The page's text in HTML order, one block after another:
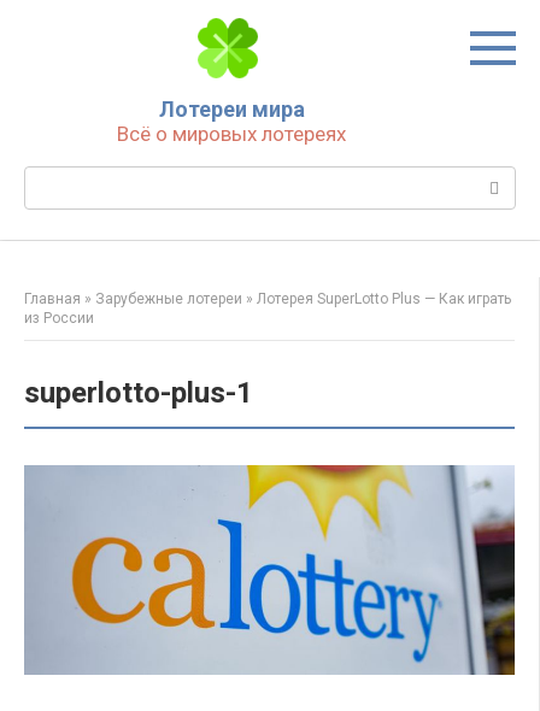
Лотереи мира
Всё о мировых лотереях
Поиск:
Главная » Зарубежные лотереи » Лотерея SuperLotto Plus — Как играть
из России
superlotto-plus-1